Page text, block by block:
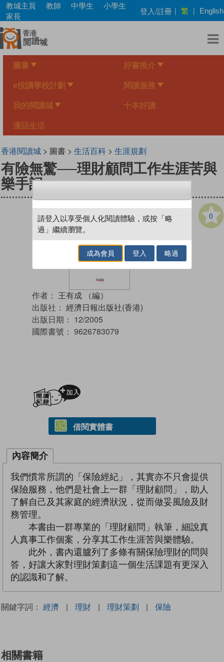
Skip
main
content
教城主頁 教師 中學生
小學生
家長
登入/註冊 | 繁 | English
圖書 好書推介
e悅讀學校計劃 閱讀服務
我的閱讀城 十本好讀
漫話生活
香港閱讀城> 圖書 > 生活百科> 生涯規劃
有險無驚──理財顧問工作生涯苦與
樂手記
0
作者： 王有成 （編）
出版社： 經濟日報出版社(香港)
出版日期： 12/2005
國際書號： 9626783079
借閱實體書
內容簡介
我們慣常所謂的「保險經紀」，其實亦不只會提供
保險服務，他們是社會上一群「理財顧問」，助人
了解自己及其家庭的經濟狀況，從而做妥風險及財
務管理。
本書由一群專業的「理財顧問」執筆，細說真
人真事工作個案，分享其工作生涯苦與樂體驗。
此外，書內還臚列了多條有關保險理財的問與
答，好讓大家對理財策劃這一個生活課題有更深入
的認識和了解。
關鍵字詞： 經濟 | 理財 | 理財策劃 | 保險
相關書籍
請登入以享受個人化閱讀體驗，或按「略
過」繼續瀏覽。
成為會員 登入 略過